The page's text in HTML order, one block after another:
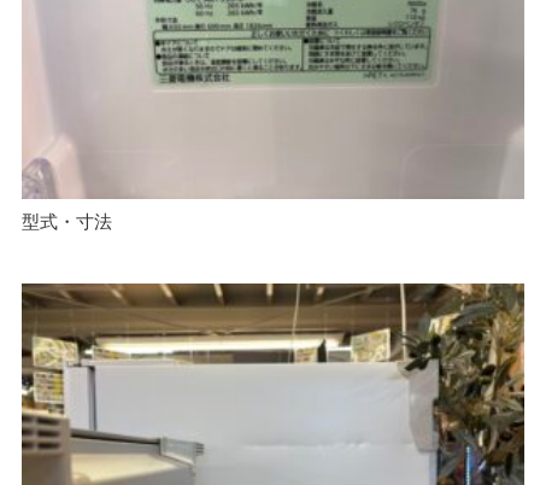
型式・寸法